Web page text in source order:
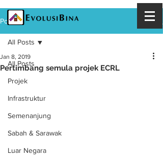
Post
All Posts
Projek
Infrastruktur
Semenanjung
Sabah & Sarawak
Luar Negara
All Posts
Pertimbang semula projek ECRL
Jan 8, 2019